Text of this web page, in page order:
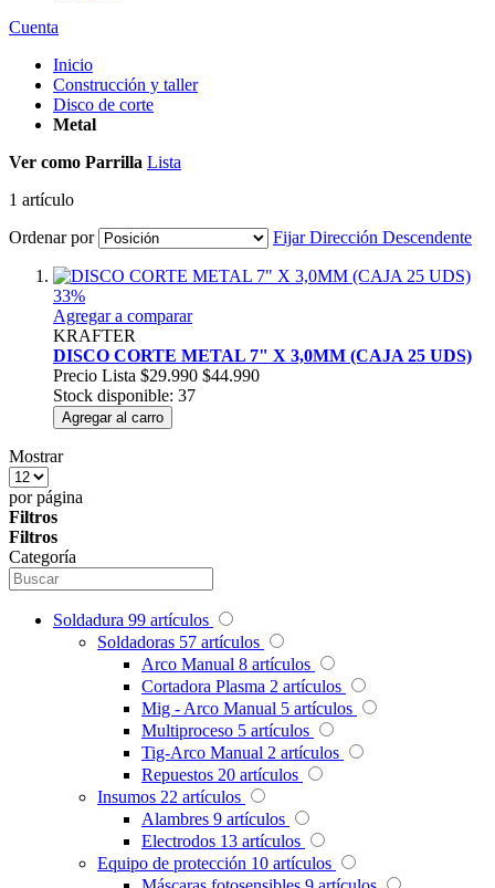
Cuenta
Inicio
Construcción y taller
Disco de corte
Metal
Ver como Parrilla Lista
1 artículo
Ordenar por
Fijar Dirección Descendente
33%
Agregar a comparar
KRAFTER
DISCO CORTE METAL 7" X 3,0MM (CAJA 25 UDS)
Precio Lista $29.990 $44.990
Stock disponible: 37
Agregar al carro
Mostrar
por página
Filtros
Filtros
Categoría
Soldadura 99 artículos
Soldadoras 57 artículos
Arco Manual 8 artículos
Cortadora Plasma 2 artículos
Mig - Arco Manual 5 artículos
Multiproceso 5 artículos
Tig-Arco Manual 2 artículos
Repuestos 20 artículos
Insumos 22 artículos
Alambres 9 artículos
Electrodos 13 artículos
Equipo de protección 10 artículos